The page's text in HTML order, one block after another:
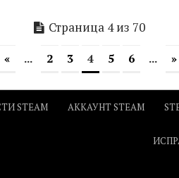
Страница 4 из 70
« ... 2 3 4 5 6 ... »
STEAM АККАУНТ STEAM